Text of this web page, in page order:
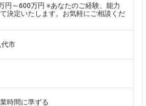
円～600万円 ※あなたのご経験、能力
決定いたします。お気軽にご相談くだ
代市
時間に準ずる